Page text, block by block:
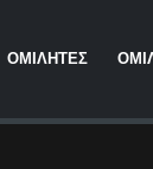
ΟΜΙΛΗΤΕΣ